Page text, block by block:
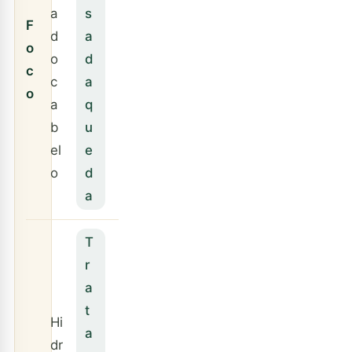
F
o
c
o
a
d
o
c
a
b
el
o
s
a
d
a
q
u
e
d
a
Hi
dr
T
r
a
t
a